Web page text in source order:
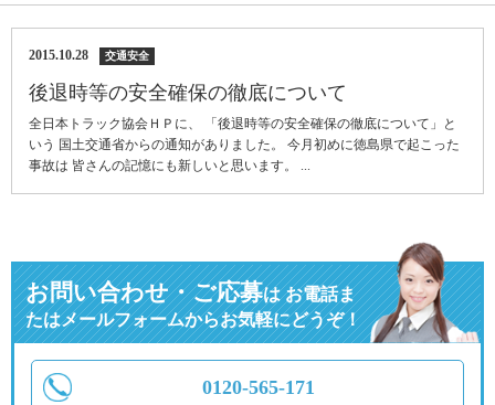
2015.10.28 交通安全
後退時等の安全確保の徹底について
全日本トラック協会ＨＰに、 「後退時等の安全確保の徹底について」と
いう 国土交通省からの通知がありました。 今月初めに徳島県で起こった
事故は 皆さんの記憶にも新しいと思います。 ...
お問い合わせ・ご応募はお電話ま
たはメールフォームからお気軽にどうぞ！
0120-565-171